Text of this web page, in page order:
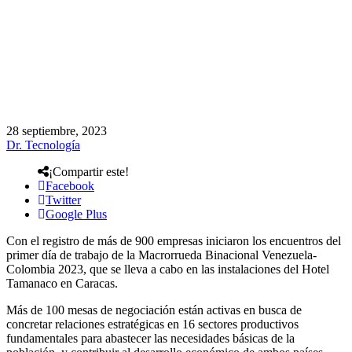
28 septiembre, 2023
Dr. Tecnología
¡Compartir este!
Facebook
Twitter
Google Plus
Con el registro de más de 900 empresas iniciaron los encuentros del
primer día de trabajo de la Macrorrueda Binacional Venezuela-
Colombia 2023, que se lleva a cabo en las instalaciones del Hotel
Tamanaco en Caracas.
Más de 100 mesas de negociación están activas en busca de
concretar relaciones estratégicas en 16 sectores productivos
fundamentales para abastecer las necesidades básicas de la